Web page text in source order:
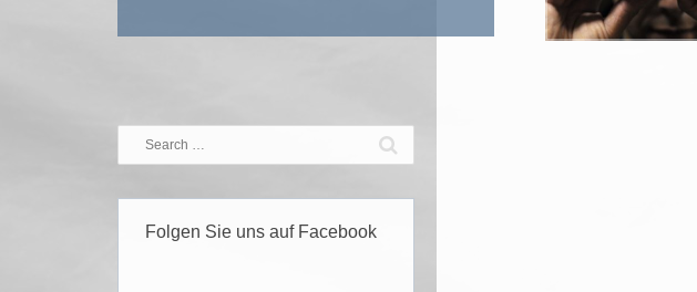
Folgen Sie uns auf Facebook